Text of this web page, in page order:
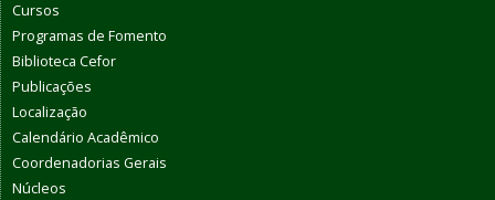
Cursos
Programas de Fomento
Biblioteca Cefor
Publicações
Localização
Calendário Acadêmico
Coordenadorias Gerais
Núcleos